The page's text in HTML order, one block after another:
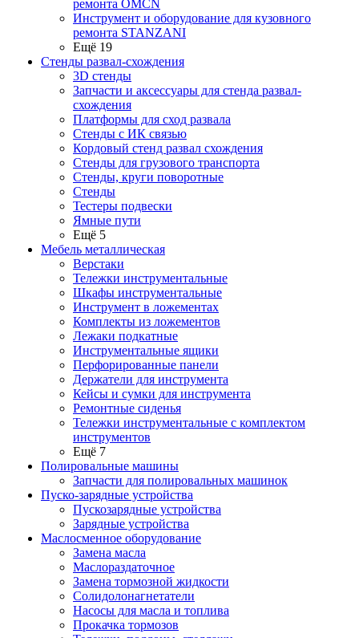
ремонта OMCN
Инструмент и оборудование для кузовного
ремонта STANZANI
Ещё 19
Стенды развал-схождения
3D стенды
Запчасти и аксессуары для стенда развал-
схождения
Платформы для сход развала
Стенды с ИК связью
Кордовый стенд развал схождения
Стенды для грузового транспорта
Стенды, круги поворотные
Стенды
Тестеры подвески
Ямные пути
Ещё 5
Мебель металлическая
Верстаки
Тележки инструментальные
Шкафы инструментальные
Инструмент в ложементах
Комплекты из ложементов
Лежаки подкатные
Инструментальные ящики
Перфорированные панели
Держатели для инструмента
Кейсы и сумки для инструмента
Ремонтные сиденья
Тележки инструментальные с комплектом
инструментов
Ещё 7
Полировальные машины
Запчасти для полировальных машинок
Пуско-зарядные устройства
Пускозарядные устройства
Зарядные устройства
Маслосменное оборудование
Замена масла
Маслораздаточное
Замена тормозной жидкости
Солидолонагнетатели
Насосы для масла и топлива
Прокачка тормозов